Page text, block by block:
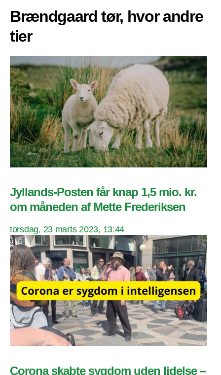
Brændgaard tør, hvor andre
tier
Jyllands-Posten får knap 1,5 mio. kr.
om måneden af Mette Frederiksen
torsdag, 23 marts 2023, 13:44
Corona skabte sygdom uden lidelse –